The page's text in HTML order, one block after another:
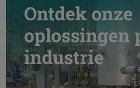
Ontdek onze
oplossingen
industrie